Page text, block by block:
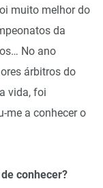
muito melhor do
da
No ano
árbitros do
vida, foi
me a conhecer o
conhecer?